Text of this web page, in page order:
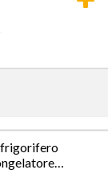
frigorifero